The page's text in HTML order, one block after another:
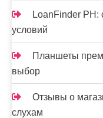
LoanFinder PH:
условий
Планшеты
выбор
Отзывы о
слухам